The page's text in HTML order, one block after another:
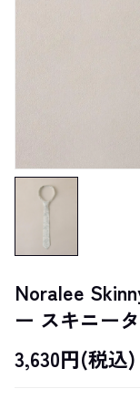
Noralee
ー スキニー
3,630円(税込)